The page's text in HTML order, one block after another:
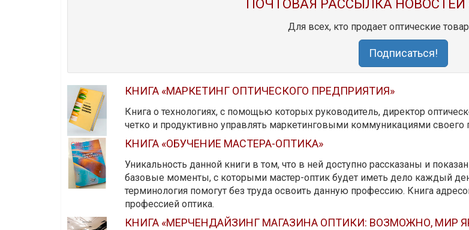
ПОЧТОВАЯ РАССЫЛКА НОВОСТЕЙ
Для всех, кто продает оптические
Подписаться!
КНИГА «МАРКЕТИНГ ОПТИЧЕСКОГО ПРЕДПРИЯТИЯ»
Книга о технологиях, с помощью которых руководитель, директор
четко и продуктивно управлять маркетинговыми коммуникациями своего
КНИГА «ОБУЧЕНИЕ МАСТЕРА-ОПТИКА»
Уникальность данной книги в том, что в ней доступно рассказаны и
базовые моменты, с которыми мастер-оптик будет иметь дело каждый
терминология помогут без труда освоить данную профессию. Книга
профессией оптика.
КНИГА «МЕРЧЕНДАЙЗИНГ МАГАЗИНА ОПТИКИ: ВОЗМОЖНО, МИР